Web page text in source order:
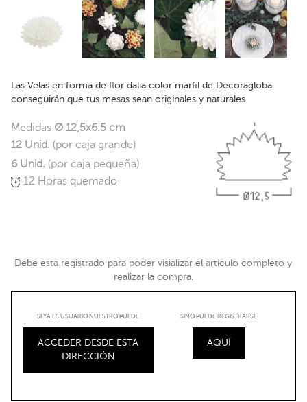
Las Velas en forma de flor dalia color marfil de Decoragloba
conseguirán que tus mesas sean originales y naturales
Medidas Ø 12,5x6.5 cm
12 Unid. (por caja grande)
6 Unid. (por caja pequeña)
12 Horas quemado
Debe esta registrado para poder visializar el artículo completo y
realizar la compra.
SI YA ES USUARIO NUESTRO PUEDE
ACCEDER DESDE ESTA
DIRECCIÓN
SINO PUEDE REGISTRARSE
AQUÍ